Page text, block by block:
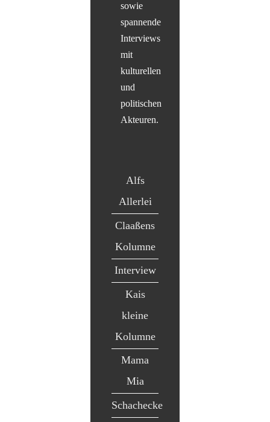
sowie
spannende
Interviews
mit
kulturellen
und
politischen
Akteuren.
Alfs
Allerlei
Claaßens
Kolumne
Interview
Kais
kleine
Kolumne
Mama
Mia
Schachecke